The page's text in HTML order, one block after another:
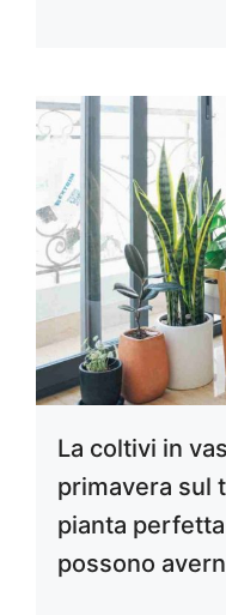
La coltivi in
primavera sul
pianta
possono